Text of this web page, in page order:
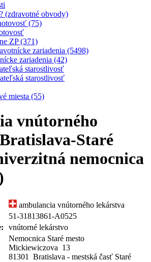
(zdravotné obvody)
(75)
ZP (371)
zariadenia (5498)
zariadenia (42)
starostlivosť
starostlivosť
miesta (55)
vnútorného
Staré
nemocnica
ambulancia vnútorného lekárstva
51-31813861-A0525
vnútorné lekárstvo
Nemocnica Staré mesto
Mickiewiczova 13
81301 Bratislava - mestská časť Staré